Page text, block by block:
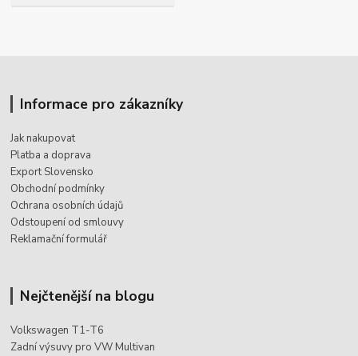
Informace pro zákazníky
Jak nakupovat
Platba a doprava
Export Slovensko
Obchodní podmínky
Ochrana osobních údajů
Odstoupení od smlouvy
Reklamační formulář
Nejčtenější na blogu
Volkswagen T1-T6
Zadní výsuvy pro VW Multivan